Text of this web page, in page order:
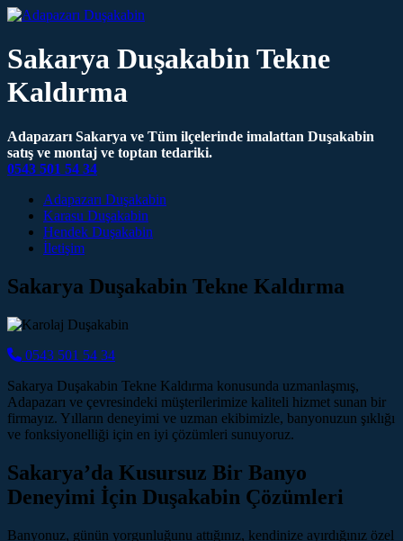
Sakarya Duşakabin Tekne
Kaldırma
Adapazarı Sakarya ve Tüm ilçelerinde imalattan Duşakabin
satış ve montaj ve toptan tedariki.
0543 501 54 34
Main Navigation
Adapazarı Duşakabin
Karasu Duşakabin
Hendek Duşakabin
İletişim
Sakarya Duşakabin Tekne Kaldırma
0543 501 54 34
Sakarya Duşakabin Tekne Kaldırma konusunda uzmanlaşmış,
Adapazarı ve çevresindeki müşterilerimize kaliteli hizmet sunan bir
firmayız. Yılların deneyimi ve uzman ekibimizle, banyonuzun şıklığı
ve fonksiyonelliği için en iyi çözümleri sunuyoruz.
Sakarya’da Kusursuz Bir Banyo
Deneyimi İçin Duşakabin Çözümleri
Banyonuz, günün yorgunluğunu attığınız, kendinize ayırdığınız özel